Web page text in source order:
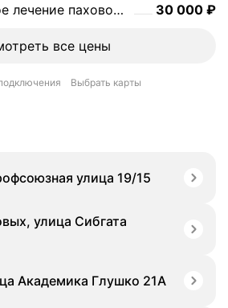
Лапароскопическое лечение паховой грыжи с установкой сетчатого протеза
Цена
30000
30 000 ₽
все цены
Выбрать карты
улица 19/15
улица Сибгата
Академика Глушко 21А